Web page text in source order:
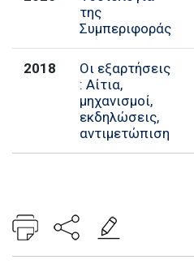
της
Συμπεριφοράς
2018
Οι εξαρτήσεις
: Αίτια,
μηχανισμοί,
εκδηλώσεις,
αντιμετώπιση